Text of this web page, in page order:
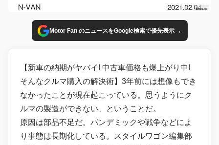
Motor Fan のニュースをGoogle検索で優先表示→
【新車の納期がヤバイ! 中古車価格も爆上がり中!
そんなクルマ購入の解決術】3年前には想像もでき
なかったことが現在起こっている。思うようにク
ルマの製造ができない、ということだ。
原因は部品不足だ。パンデミックや戦争などによ
り事態は長期化している。スタイルワゴン編集部